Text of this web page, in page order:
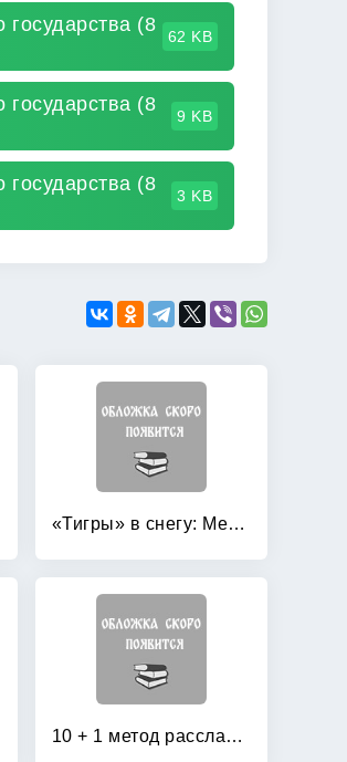
государства (8
62 KB
государства (8
9 KB
государства (8
3 KB
«Тигры» в снегу: Мемуары танкового аса
10 + 1 метод расслабления